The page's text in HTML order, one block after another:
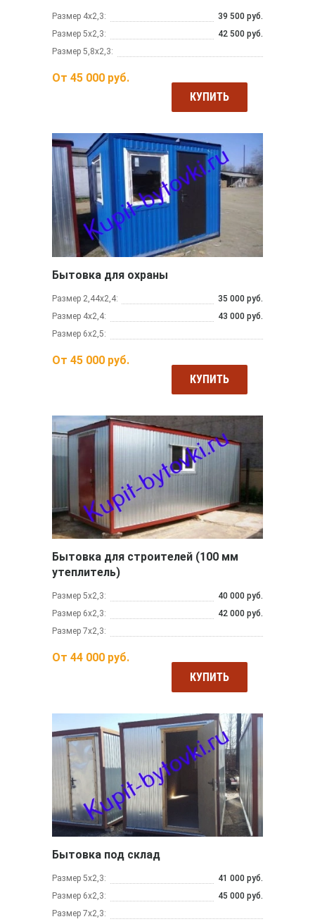
Размер 4х2,3:
39 500 руб.
Размер 5х2,3:
42 500 руб.
Размер 5,8х2,3:
От 45 000 руб.
КУПИТЬ
Бытовка для охраны
Размер 2,44х2,4:
35 000 руб.
Размер 4х2,4:
43 000 руб.
Размер 6х2,5:
От 45 000 руб.
КУПИТЬ
Бытовка для строителей (100 мм
утеплитель)
Размер 5х2,3:
40 000 руб.
Размер 6х2,3:
42 000 руб.
Размер 7х2,3:
От 44 000 руб.
КУПИТЬ
Бытовка под склад
Размер 5х2,3:
41 000 руб.
Размер 6х2,3:
45 000 руб.
Размер 7х2,3: